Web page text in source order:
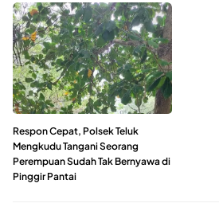
Respon Cepat, Polsek Teluk
Mengkudu Tangani Seorang
Perempuan Sudah Tak Bernyawa di
Pinggir Pantai